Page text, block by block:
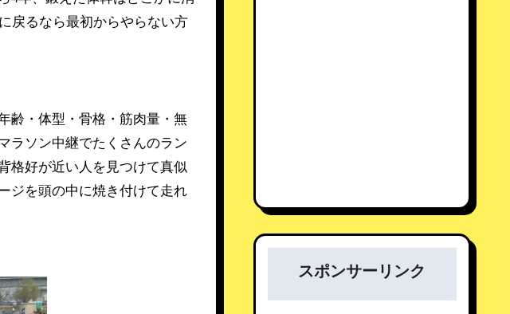
戻るなら最初からやらない方
齢・体型・骨格・筋肉量・無
ラソン中継でたくさんのラン
格好が近い人を見つけて真似
ジを頭の中に焼き付けて走れ
スポンサーリンク